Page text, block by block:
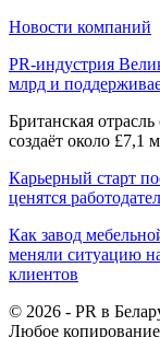
Новости компаний
PR-индустрия
млрд и
Британская
создаёт около
Карьерный старт
ценятся
Как завод
меняли ситуацию
клиентов
© 2026 - PR в
Любое копирование